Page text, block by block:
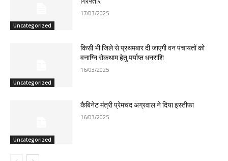
Uncategorized
17/03/2025
Uncategorized
किसी भी जिले से प्रथमबार दी जाएगी वन पंचायतों को
वनाग्नि रोकथाम हेतु पर्याप्त धनराशि
16/03/2025
Uncategorized
कैबिनेट मंत्री प्रेमचंद अग्रवाल ने दिया इस्तीफा
16/03/2025